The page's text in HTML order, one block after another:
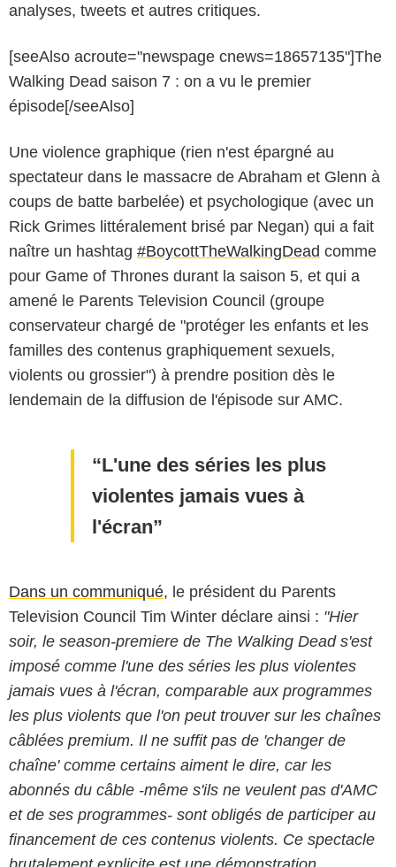
analyses, tweets et autres critiques.
[seeAlso acroute="newspage cnews=18657135"]The
Walking Dead saison 7 : on a vu le premier
épisode[/seeAlso]
Une violence graphique (rien n'est épargné au
spectateur dans le massacre de Abraham et Glenn à
coups de batte barbelée) et psychologique (avec un
Rick Grimes littéralement brisé par Negan) qui a fait
naître un hashtag #BoycottTheWalkingDead comme
pour Game of Thrones durant la saison 5, et qui a
amené le Parents Television Council (groupe
conservateur chargé de "protéger les enfants et les
familles des contenus graphiquement sexuels,
violents ou grossier") à prendre position dès le
lendemain de la diffusion de l'épisode sur AMC.
L'une des séries les plus
violentes jamais vues à
l'écran
Dans un communiqué, le président du Parents
Television Council Tim Winter déclare ainsi : "Hier
soir, le season-premiere de The Walking Dead s'est
imposé comme l'une des séries les plus violentes
jamais vues à l'écran, comparable aux programmes
les plus violents que l'on peut trouver sur les chaînes
câblées premium. Il ne suffit pas de 'changer de
chaîne' comme certains aiment le dire, car les
abonnés du câble -même s'ils ne veulent pas d'AMC
et de ses programmes- sont obligés de participer au
financement de ces contenus violents. Ce spectacle